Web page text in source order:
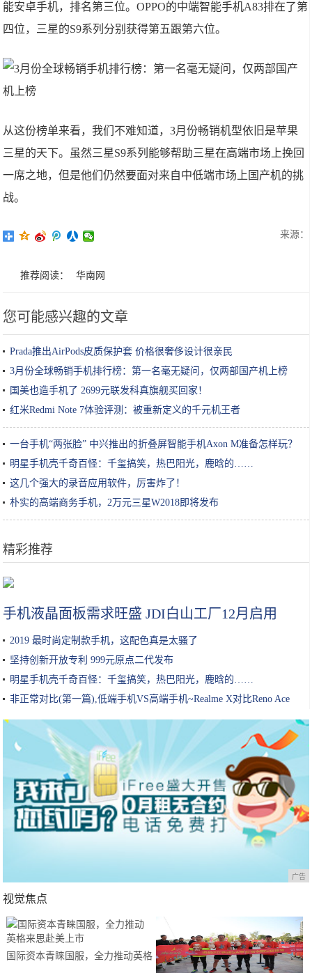
能安卓手机，排名第三位。OPPO的中端智能手机A83排在了第
四位，三星的S9系列分别获得第五跟第六位。
从这份榜单来看，我们不难知道，3月份畅销机型依旧是苹果
三星的天下。虽然三星S9系列能够帮助三星在高端市场上挽回
一席之地，但是他们仍然要面对来自中低端市场上国产机的挑
战。
来源：
推荐阅读： 华南网
您可能感兴趣的文章
Prada推出AirPods皮质保护套 价格很奢侈设计很亲民
3月份全球畅销手机排行榜：第一名毫无疑问，仅两部国产机上榜
国美也造手机了 2699元联发科真旗舰买回家！
红米Redmi Note 7体验评测：被重新定义的千元机王者
一台手机“两张脸” 中兴推出的折叠屏智能手机Axon M准备怎样玩？
明星手机壳千奇百怪：千玺搞笑，热巴阳光，鹿晗的……
这几个强大的录音应用软件，厉害炸了！
朴实的高端商务手机，2万元三星W2018即将发布
精彩推荐
手机液晶面板需求旺盛 JDI白山工厂12月启用
2019 最时尚定制款手机，这配色真是太骚了
坚持创新开放专利 999元原点二代发布
明星手机壳千奇百怪：千玺搞笑，热巴阳光，鹿晗的……
非正常对比(第一篇),低端手机VS高端手机~Realme X对比Reno Ace
广告
视觉焦点
国际资本青睐国服，全力推动英格